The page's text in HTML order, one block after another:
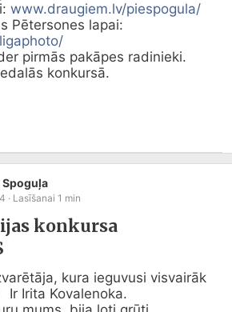
www.draugiem.lv/piespogula/
pirmās pakāpes radinieki.
konkursā.
Spoguļa
· Lasīšanai 1 min
konkursa
kura ieguvusi visvairāk
Ir Irita Kovalenoka.